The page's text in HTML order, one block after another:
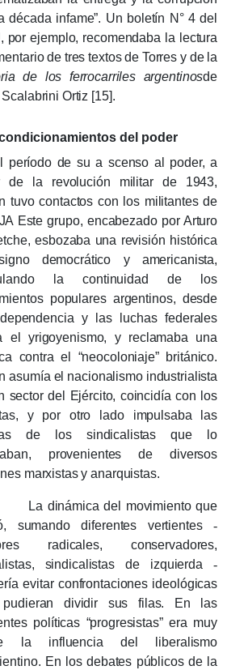
década infame”. Un boletín N° 4 del
por ejemplo, recomendaba la lectura
de tres textos de Torres y de la
de los ferrocarriles argentinosde
Ortiz [15].
del poder
período de su a scenso al poder, a
de la revolución militar de 1943,
tuvo contactos con los militantes de
Este grupo, encabezado por Arturo
esbozaba una revisión histórica
democrático y americanista,
la continuidad de los
populares argentinos, desde
y las luchas federales
el yrigoyenismo, y reclamaba una
contra el “neocoloniaje” británico.
asumía el nacionalismo industrialista
sector del Ejército, coincidía con los
y por otro lado impulsaba las
de los sindicalistas que lo
provenientes de diversos
marxistas y anarquistas.
del movimiento que
sumando diferentes vertientes-
radicales, conservadores,
sindicalistas de izquierda-
evitar confrontaciones ideológicas
dividir sus filas.
En las
políticas “progresistas” era muy
la influencia del liberalismo
En los debates públicos de la